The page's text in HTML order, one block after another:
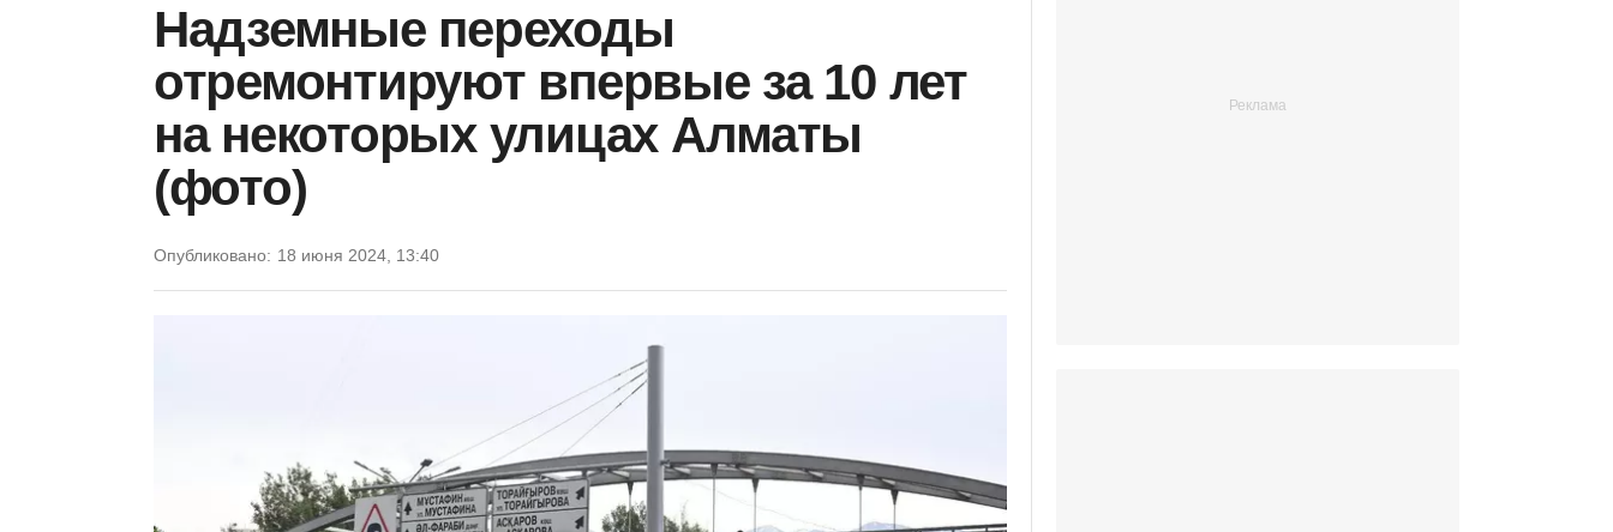
Надземные переходы
отремонтируют впервые за 10 лет
на некоторых улицах Алматы
(фото)
Опубликовано: 18 июня 2024, 13:40